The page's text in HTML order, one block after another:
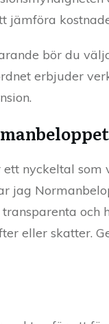
jämföra
bör du
erbjuder
nyckeltal
jag
eller skatter.